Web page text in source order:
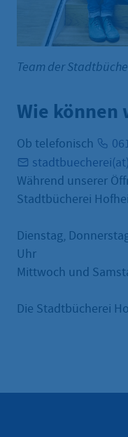
Team der
Wie können
Ob telefonisch
Während unserer
Stadtbücherei
Dienstag,
Uhr
Mittwoch und
Die Stadtbücherei